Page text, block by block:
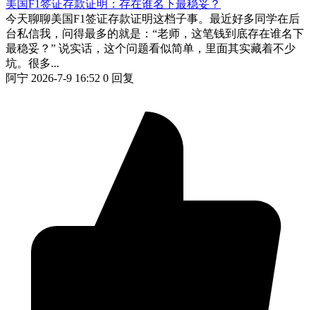
美国F1签证存款证明：存在谁名下最稳妥？
今天聊聊美国F1签证存款证明这档子事。最近好多同学在后
台私信我，问得最多的就是：“老师，这笔钱到底存在谁名下
最稳妥？” 说实话，这个问题看似简单，里面其实藏着不少
坑。很多...
阿宁 2026-7-9 16:52 0 回复